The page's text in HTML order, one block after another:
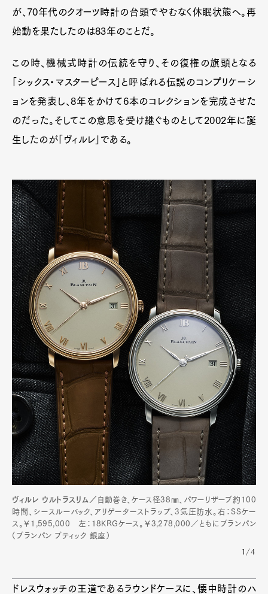
が、70年代のクオーツ時計の台頭でやむなく休眠状態へ。再
始動を果たしたのは83年のことだ。
この時、機械式時計の伝統を守り、その復権の旗頭となる
「シックス・マスターピース」と呼ばれる伝説のコンプリケーシ
ョンを発表し、8年をかけて6本のコレクションを完成させた
のだった。そしてこの意思を受け継ぐものとして2002年に誕
生したのが「ヴィルレ」である。
ヴィルレ ウルトラスリム／ 自動巻き、ケース径38㎜、パワーリザーブ約100
時間、シースルーバック、アリゲーターストラップ、3気圧防水。右：SSケー
ス。￥1,595,000 左：18KRGケース。￥3,278,000／ともにブランパン
（ブランパン ブティック 銀座）
1/4
ドレスウォッチの王道であるラウンドケースに、懐中時計のハ